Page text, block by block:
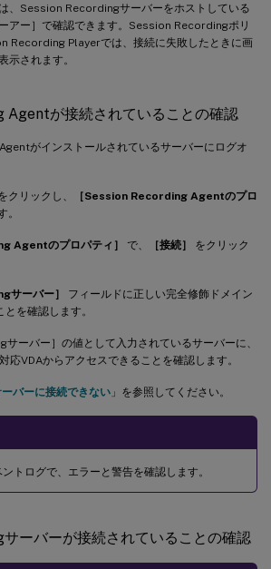
、Session Recordingサーバーをホストしている
アー］で確認できます。Session Recordingポリ
Recording Playerでは、接続に失敗したときに画
示されます。
Agentが接続されていることの確認
がインストールされているサーバーにログオ
クリックし、
［Session Recording Agentのプロ
。
Agentのプロパティ］ で、 ［接続］
をクリック
サーバー］
フィールドに正しい完全修飾ドメイン
を確認します。
ーバー］の値として入力されているサーバーに、
応VDAからアクセスできることを確認します。
バーに接続できない 」を参照してください。
トログで、エラーと警告を確認します。
ーバーが接続されていることの確認